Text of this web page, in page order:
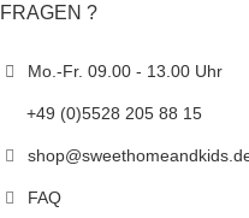
FRAGEN ?
Mo.-Fr. 09.00 - 13.00 Uhr
+49 (0)5528 205 88 15
FAQ